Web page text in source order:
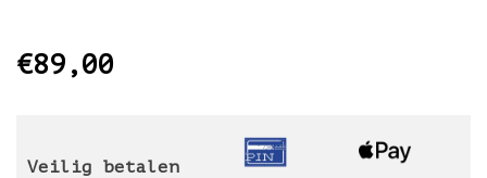
€89,00
Veilig betalen